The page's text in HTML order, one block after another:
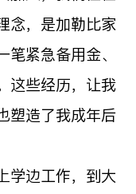
念，是加勒比家
紧急备用金、
这些经历，让我
塑造了我成年后
学边工作，到大